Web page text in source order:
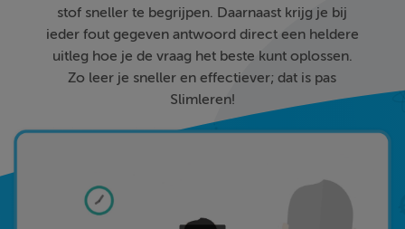
stof sneller te begrijpen. Daarnaast krijg je bij
ieder fout gegeven antwoord direct een heldere
uitleg hoe je de vraag het beste kunt oplossen.
Zo leer je sneller en effectiever; dat is pas
Slimleren!